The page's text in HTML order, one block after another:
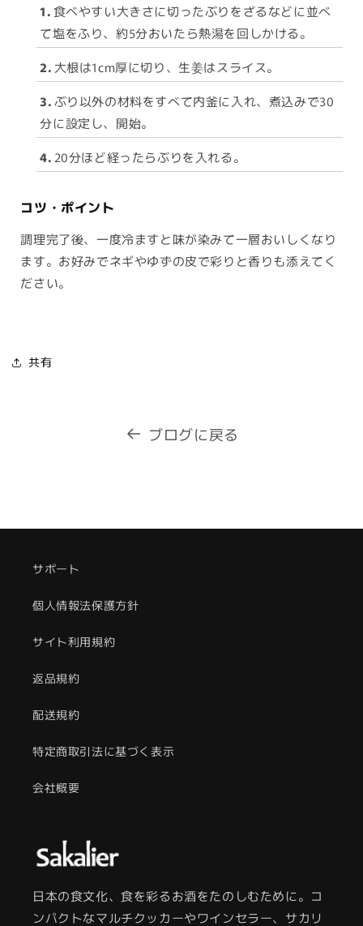
1.食べやすい大きさに切ったぶりをざるなどに並べ
て塩をふり、約5分おいたら熱湯を回しかける。
2. 大根は1cm厚に切り、生姜はスライス。
3.ぶり以外の材料をすべて内釜に入れ、煮込みで30
分に設定し、開始。
4. 20分ほど経ったらぶりを入れる。
コツ・ポイント
調理完了後、一度冷ますと味が染みて一層おいしくなり
ます。お好みでネギやゆずの皮で彩りと香りも添えてく
ださい。
共有
ブログに戻る
サポート
個人情報法保護方針
サイト利用規約
返品規約
配送規約
特定商取引法に基づく表示
会社概要
日本の食文化、食を彩るお酒をたのしむために。コ
ンパクトなマルチクッカーやワインセラー、サカリ